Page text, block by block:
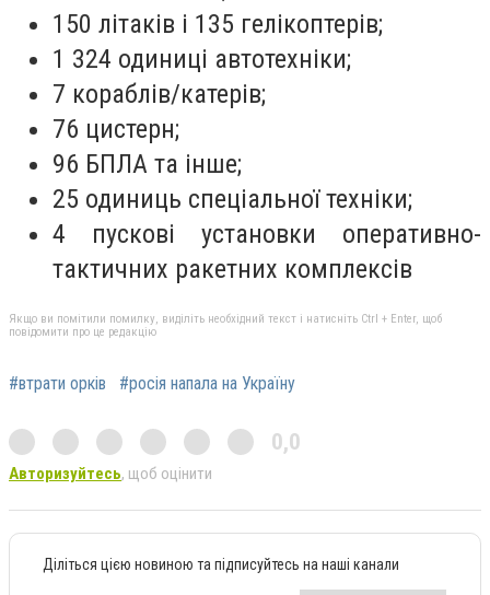
150 літаків і 135 гелікоптерів;
1 324 одиниці автотехніки;
7 кораблів/катерів;
76 цистерн;
96 БПЛА та інше;
25 одиниць спеціальної техніки;
4 пускові установки оперативно-
тактичних ракетних комплексів
Якщо ви помітили помилку, виділіть необхідний текст і натисніть Ctrl + Enter, щоб
повідомити про це редакцію
#втрати орків #росія напала на Україну
0,0
Авторизуйтесь, щоб оцінити
Діліться цією новиною та підписуйтесь на наші канали